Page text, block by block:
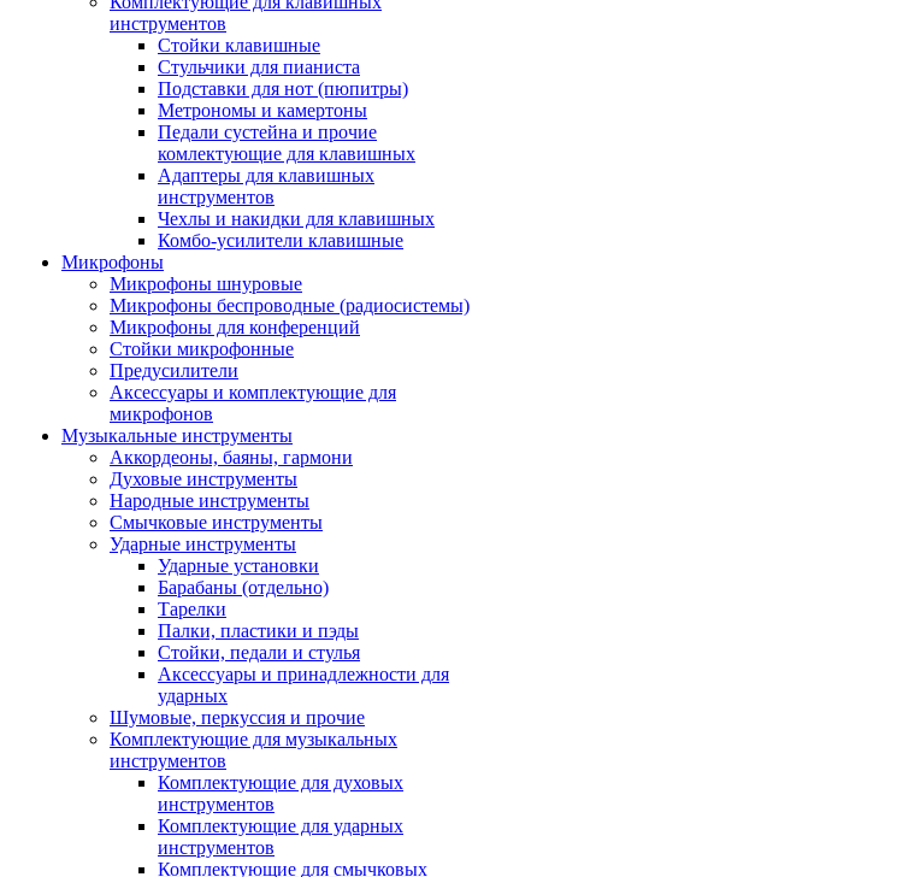
инструментов
Стойки клавишные
Стульчики для пианиста
Подставки для нот (пюпитры)
Метрономы и камертоны
Педали сустейна и прочие
комлектующие для клавишных
Адаптеры для клавишных
инструментов
Чехлы и накидки для клавишных
Комбо-усилители клавишные
Микрофоны
Микрофоны шнуровые
Микрофоны беспроводные (радиосистемы)
Микрофоны для конференций
Стойки микрофонные
Предусилители
Аксессуары и комплектующие для
микрофонов
Музыкальные инструменты
Аккордеоны, баяны, гармони
Духовые инструменты
Народные инструменты
Смычковые инструменты
Ударные инструменты
Ударные установки
Барабаны (отдельно)
Тарелки
Палки, пластики и пэды
Стойки, педали и стулья
Аксессуары и принадлежности для
ударных
Шумовые, перкуссия и прочие
Комплектующие для музыкальных
инструментов
Комплектующие для духовых
инструментов
Комплектующие для ударных
инструментов
Комплектующие для смычковых